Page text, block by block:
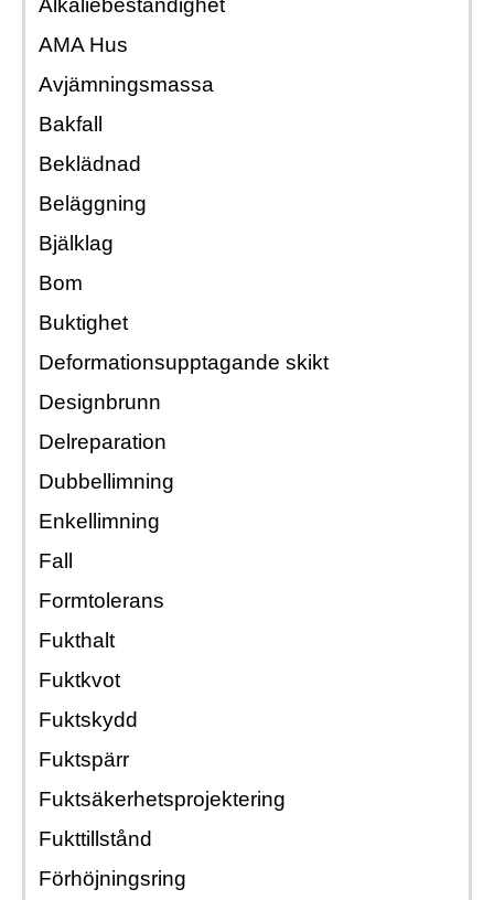
2021:1
Alkaliebeständighet
AMA Hus
Avjämningsmassa
Bakfall
Beklädnad
Beläggning
Bjälklag
Bom
Buktighet
Deformationsupptagande skikt
Designbrunn
Delreparation
Dubbellimning
Enkellimning
Fall
Formtolerans
Fukthalt
Fuktkvot
Fuktskydd
Fuktspärr
Fuktsäkerhetsprojektering
Fukttillstånd
Förhöjningsring